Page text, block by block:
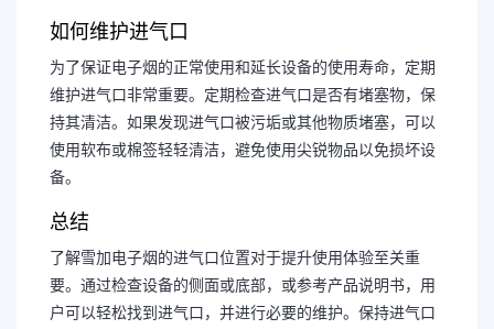
如何维护进气口
为了保证电子烟的正常使用和延长设备的使用寿命，定期
维护进气口非常重要。定期检查进气口是否有堵塞物，保
持其清洁。如果发现进气口被污垢或其他物质堵塞，可以
使用软布或棉签轻轻清洁，避免使用尖锐物品以免损坏设
备。
总结
了解雪加电子烟的进气口位置对于提升使用体验至关重
要。通过检查设备的侧面或底部，或参考产品说明书，用
户可以轻松找到进气口，并进行必要的维护。保持进气口